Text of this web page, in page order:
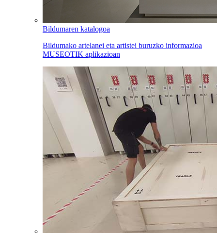
Bildumaren katalogoa
Bildumako artelanei eta artistei buruzko informazioa
MUSEOTIK aplikazioan